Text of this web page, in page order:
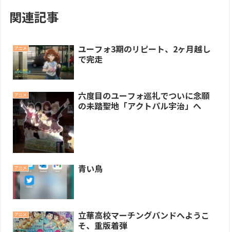
関連記事
アニメ
ユーフォ3期のリピート、2ヶ月越し
で完走
アニメ
六度目のユーフォ巡礼でついに念願
の未踏聖地「アクトパル宇治」へ
アニメ 青い鳥
アニメ
立華高校マーチングバンドへようこ
そ、重版着弾